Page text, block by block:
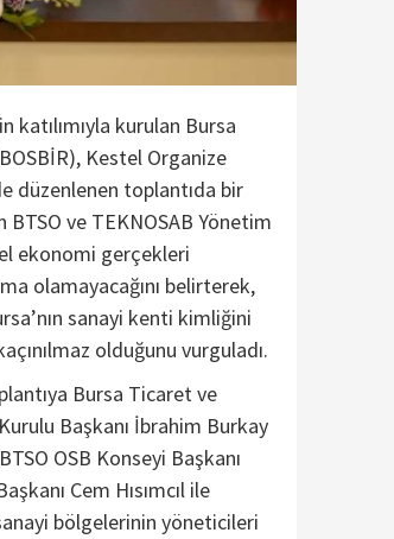
katılımıyla kurulan Bursa
Kestel Organize
düzenlenen toplantıda bir
BTSO ve TEKNOSAB Yönetim
ekonomi gerçekleri
olamayacağını belirterek,
sanayi kenti kimliğini
olduğunu vurguladı.
Bursa Ticaret ve
Başkanı İbrahim Burkay
OSB Konseyi Başkanı
Cem Hısımcıl ile
bölgelerinin yöneticileri